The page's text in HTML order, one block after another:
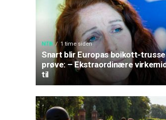
NTB 1 time siden
Snart blir Europas boikott-
prøve: – Ekstraordinære
til